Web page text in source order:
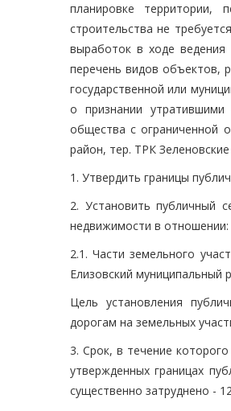
планировке территории,
строительства не
выработок в ходе ведения
перечень видов объектов,
государственной или
о признании утратившими
общества с ограниченной
район, тер. ТРК
1. Утвердить границы
2. Установить публичный
недвижимости в отношении:
2.1. Части земельного
Елизовский муниципальный
Цель установления
дорогам на земельных
3. Срок, в течение
утвержденных границах
существенно затруднено -